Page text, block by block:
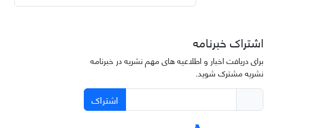
اشتراک خبرنامه
برای دریافت اخبار و اطلاعیه های مهم نشریه در خبرنامه
نشریه مشترک شوید.
اشتراک